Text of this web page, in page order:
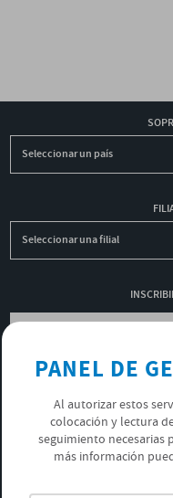
Seleccionar un país
Seleccionar una filial
POLÍTICA DE PRIVACIDAD
ÚNETE AL EQUIPO SOPREMA
SÍGUENOS
PANEL DE
Al autorizar estos
colocación y lectura
seguimiento necesarias
más información